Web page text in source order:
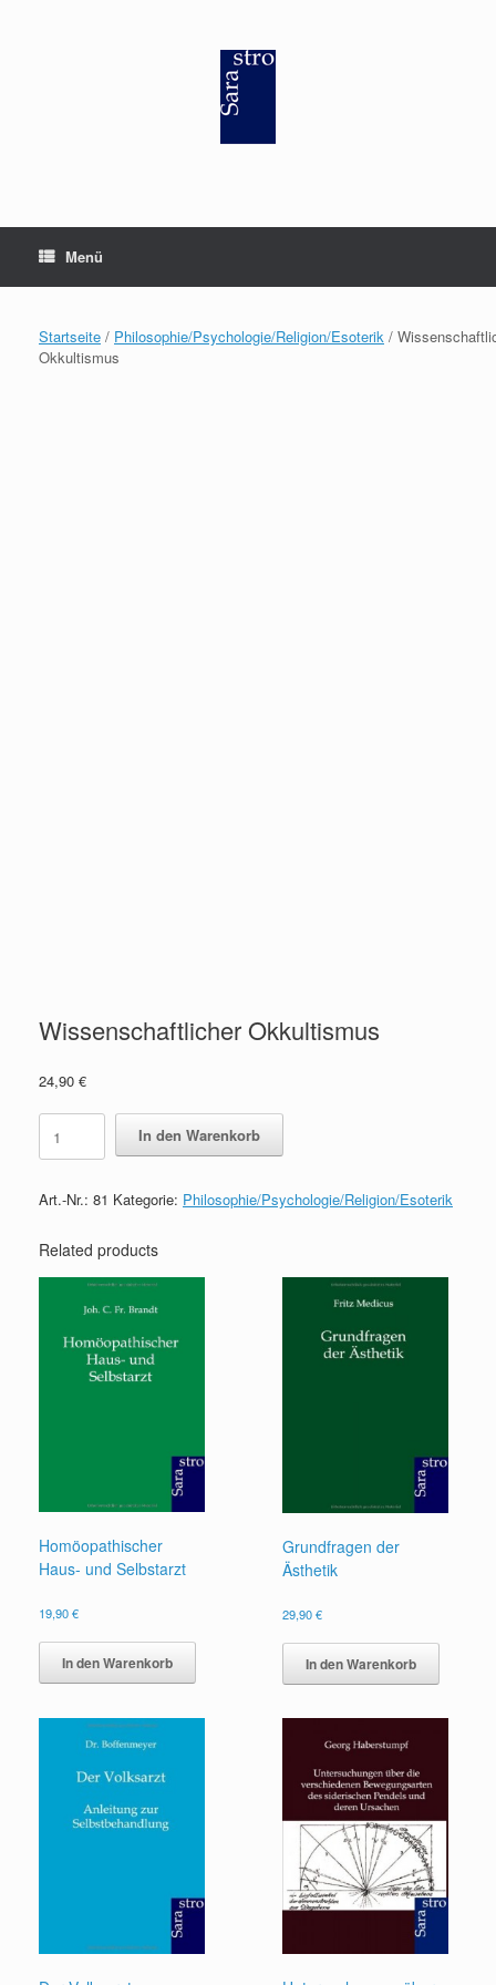
Menü
Startseite / Philosophie/Psychologie/Religion/Esoterik /
Okkultismus
Wissenschaftlicher Okkultismus
24,90 €
Wissenschaftlicher
Okkultismus
quantity
In den Warenkorb
Art.-Nr.: 81 Kategorie: Philosophie/Psychologie/Religion/Esoterik
Related products
Homöopathischer
Haus- und Selbstarzt
19,90€
In den Warenkorb
Grundfragen der
Ästhetik
29,90€
In den Warenkorb